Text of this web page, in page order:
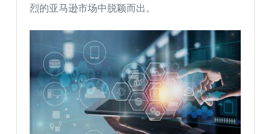
烈的亚马逊市场中脱颖而出。